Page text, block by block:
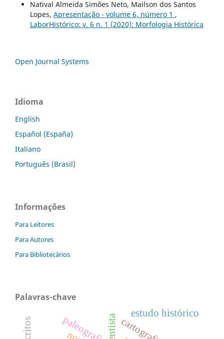
Natival Almeida Simões Neto, Mailson dos Santos
Lopes, Apresentação - volume 6, número 1 ,
LaborHistórico: v. 6 n. 1 (2020): Morfologia Histórica
Open Journal Systems
Idioma
English
Español (España)
Italiano
Português (Brasil)
Informações
Para Leitores
Para Autores
Para Bibliotecários
Palavras-chave
paleografia
estudo histórico